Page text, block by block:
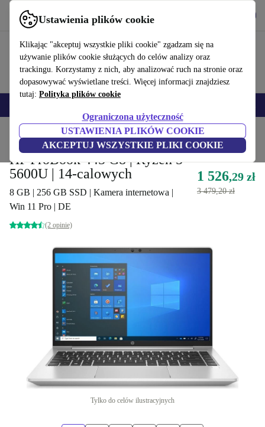
Ustawienia plików cookie
Klikając "akceptuj wszystkie pliki cookie" zgadzam się na
używanie plików cookie służących do celów analizy oraz
trackingu. Korzystamy z nich, aby analizować ruch na stronie oraz
dopasowywać wyświetlane treści. Więcej informacji znajdziesz
tutaj: Polityka plików cookie
Ograniczona użyteczność
USTAWIENIA PLIKÓW COOKIE
AKCEPTUJ WSZYSTKIE PLIKI COOKIE
Korzystaj z refurbed szybko i łatwo
Produkty Laptopy Laptopy HP
HP ProBook 445 G8 | Ryzen 5
5600U | 14-calowych
8 GB | 256 GB SSD | Kamera internetowa |
Win 11 Pro | DE
(2 opinie)
1 526,29 zł
3 479,20 zł
Tylko do celów ilustracyjnych